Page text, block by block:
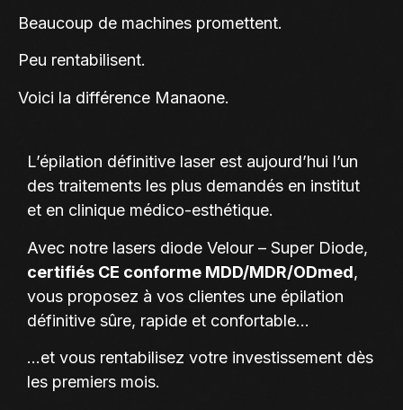
Beaucoup de machines promettent.
Peu rentabilisent.
Voici la différence Manaone.
L’épilation définitive laser est aujourd’hui l’un
des traitements les plus demandés en institut
et en clinique médico-esthétique.
Avec notre lasers diode Velour – Super Diode,
certifiés CE conforme MDD/MDR/ODmed,
vous proposez à vos clientes une épilation
définitive sûre, rapide et confortable…
…et vous rentabilisez votre investissement dès
les premiers mois.